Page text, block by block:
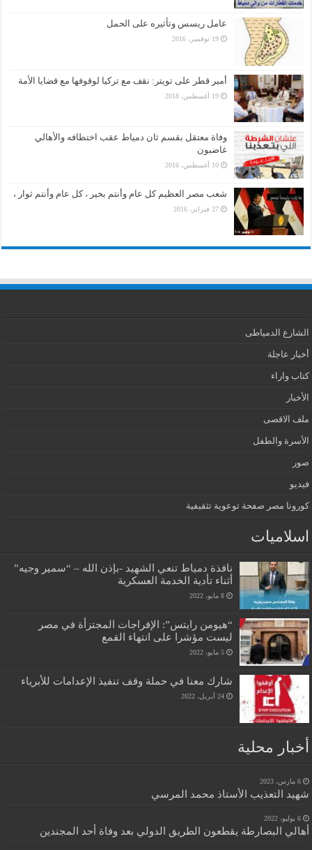
عامل ريسس وتأثيره على الحمل
19 نوفمبر، 2016
أمير قطر على تويتر: نقف مع تركيا لوقوفها مع قضايا الأمة
19 أغسطس، 2018
وفاة معتقل بقسم ثان دمياط عقب اختطافه والأهالي
غاضبون
10 أغسطس، 2016
شعب مصر العظيم كل عام وأنتم بخير ، كل عام وأنتم ثوار ،
27 فبراير، 2016
الشارع الدمياطى
أخبار عاجلة
كتاب واراء
الأخبار
ملف الاقصى
الأسرة والطفل
صور
فيديو
كورونا مصر صفحة توعوية تثقيفية
اسلاميات
نافذة دمياط تنعي الشهيد -بإذن الله – “سمير وجيه”
أثناء تأدية الخدمة العسكرية
8 مايو، 2022
“هيومن رايتس”: الإفراجات المجتزأة في مصر
ليست مؤشرا على انتهاء القمع
5 مايو، 2022
شارك معنا في حملة وقف تنفيذ الإعدامات للأبرياء
24 أبريل، 2022
أخبار محلية
6 مارس، 2023
شهيد التعذيب الأستاذ محمد المرسي
6 يوليو، 2022
أهالي البصارطة يقطعون الطريق الدولي بعد وفاة أحد المجندين